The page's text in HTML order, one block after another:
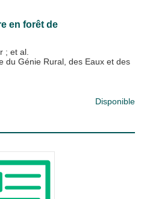
en forêt de
; et al.
du Génie Rural, des Eaux et des
Disponible